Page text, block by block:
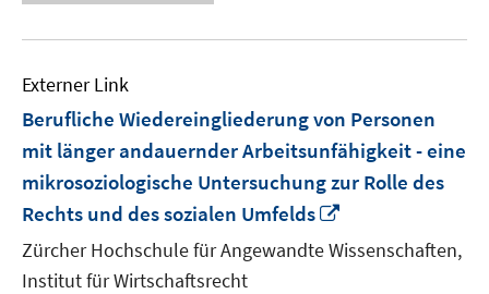
Externer Link
Berufliche Wiedereingliederung von Personen
mit länger andauernder Arbeitsunfähigkeit - eine
mikrosoziologische Untersuchung zur Rolle des
Rechts und des sozialen Umfelds
neuem
Fenster
Zürcher Hochschule für Angewandte Wissenschaften,
Institut für Wirtschaftsrecht